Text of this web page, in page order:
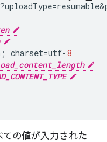
?uploadType=resumable&
; charset=utf-8
の値が入力された